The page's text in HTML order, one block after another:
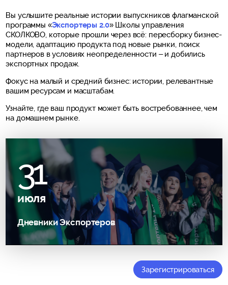
Вы услышите реальные истории выпускников флагманской
программы «Экспортеры 2.0» Школы управления
СКОЛКОВО, которые прошли через всё: пересборку бизнес-
модели, адаптацию продукта под новые рынки, поиск
партнеров в условиях неопределенности – и добились
экспортных продаж.
Фокус на малый и средний бизнес: истории, релевантные
вашим ресурсам и масштабам.
Узнайте, где ваш продукт может быть востребованнее, чем
на домашнем рынке.
31
июля
Дневники Экспортеров
Зарегистрироваться